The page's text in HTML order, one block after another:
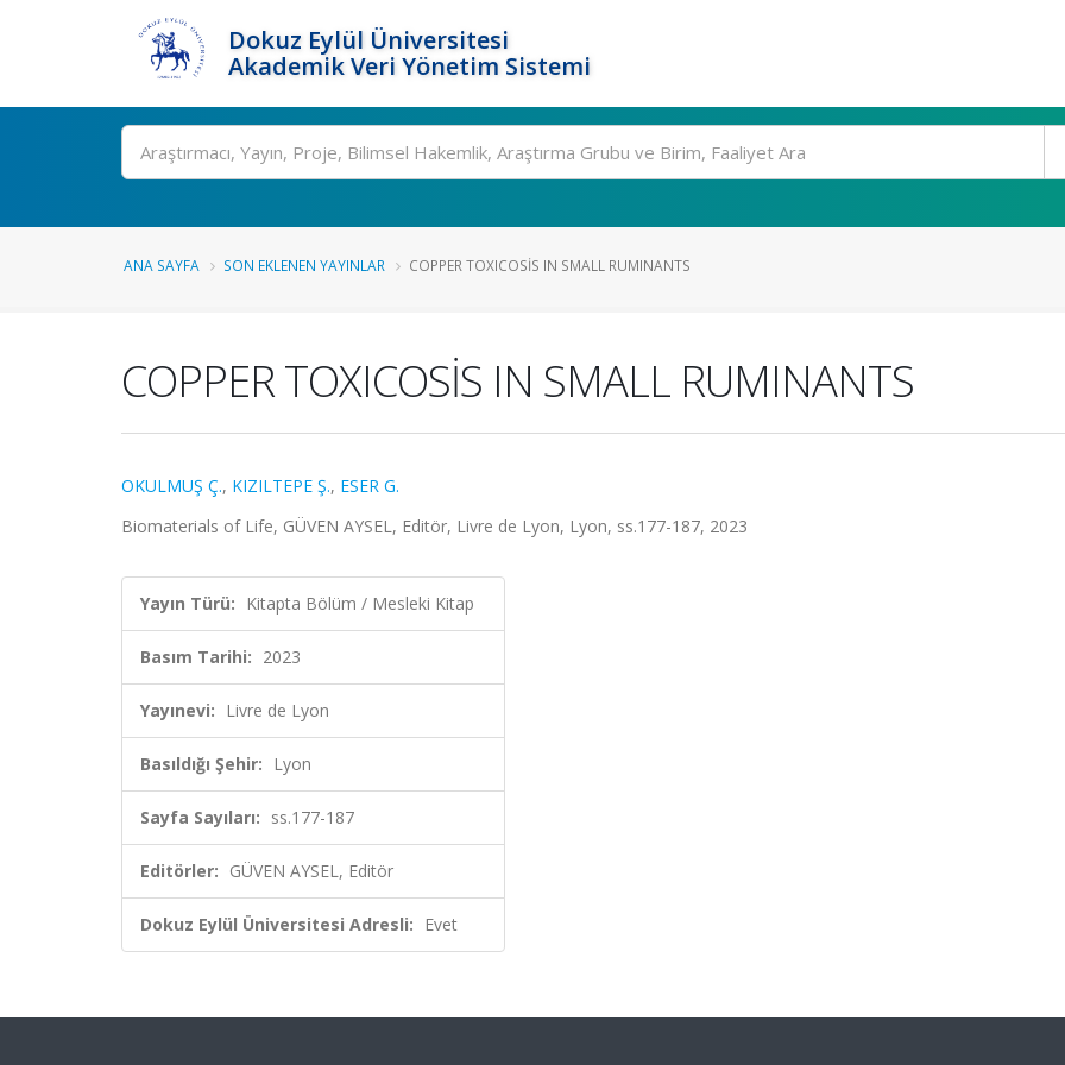
Dokuz Eylül Üniversitesi
Akademik Veri Yönetim Sistemi
Ara
ANA SAYFA SON EKLENEN YAYINLAR COPPER TOXICOSİS IN SMALL RUMINANTS
COPPER TOXICOSİS IN SMALL RUMINANTS
OKULMUŞ Ç., KIZILTEPE Ş., ESER G.
Biomaterials of Life, GÜVEN AYSEL, Editör, Livre de Lyon, Lyon, ss.177-187, 2023
Yayın Türü: Kitapta Bölüm / Mesleki Kitap
Basım Tarihi: 2023
Yayınevi: Livre de Lyon
Basıldığı Şehir: Lyon
Sayfa Sayıları: ss.177-187
Editörler: GÜVEN AYSEL, Editör
Dokuz Eylül Üniversitesi Adresli: Evet